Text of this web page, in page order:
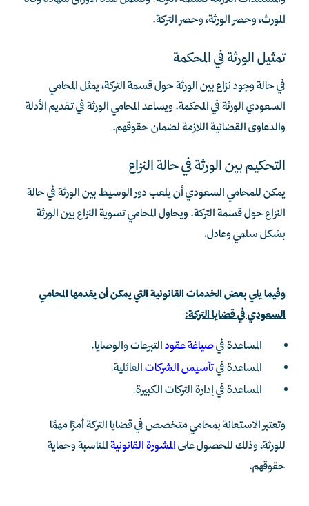
المورث، وحصر الورثة، وحصر التركة.
تمثيل الورثة في المحكمة
في حالة وجود نزاع بين الورثة حول قسمة التركة، يمثل المحامي
السعودي الورثة في المحكمة. ويساعد المحامي الورثة في تقديم الأدلة
والدعاوى القضائية اللازمة لضمان حقوقهم.
التحكيم بين الورثة في حالة النزاع
يمكن للمحامي السعودي أن يلعب دور الوسيط بين الورثة في حالة
النزاع حول قسمة التركة. ويحاول المحامي تسوية النزاع بين الورثة
بشكل سلمي وعادل.
وفيما يلي بعض الخدمات القانونية التي يمكن أن يقدمها المحامي
السعودي في قضايا التركة:
المساعدة فيصياغة عقودالتبرعات والوصايا.
المساعدة فيتأسيس الشركاتالعائلية.
المساعدة في إدارة التركات الكبيرة.
وتعتبر الاستعانة بمحامي متخصص في قضايا التركة أمرًا مهمًا
للورثة، وذلك للحصول علىالمشورة القانونيةالمناسبة وحماية
حقوقهم.